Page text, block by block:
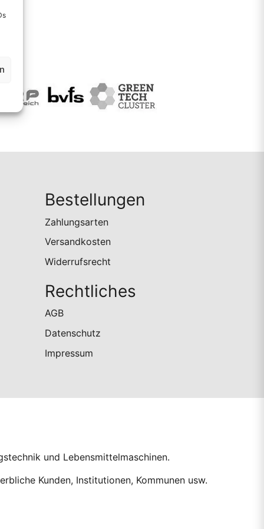
Bestellungen
Zahlungsarten
Versandkosten
Widerrufsrecht
Rechtliches
AGB
Datenschutz
Impressum
und Lebensmittelmaschinen.
Kunden, Institutionen, Kommunen usw.